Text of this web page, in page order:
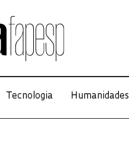
Tecnologia Humanidades